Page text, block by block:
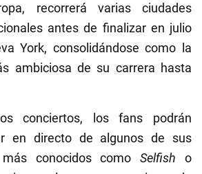
recorrerá varias ciudades
antes de finalizar en julio
York, consolidándose como la
ambiciosa de su carrera hasta
conciertos, los fans podrán
en directo de algunos de sus
conocidos comoSelfish o